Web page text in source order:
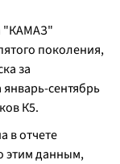
"КАМАЗ"
поколения,
за
сентябрь
К5.
в отчете
этим данным,